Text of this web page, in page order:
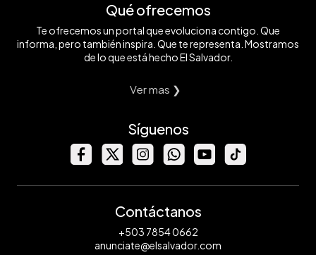
Qué ofrecemos
Te ofrecemos un portal que evoluciona contigo. Que
informa, pero también inspira. Que te representa. Mostramos
de lo que está hecho El Salvador.
Ver mas ❯
Síguenos
Contáctanos
+503 7854 0662
anunciate@elsalvador.com